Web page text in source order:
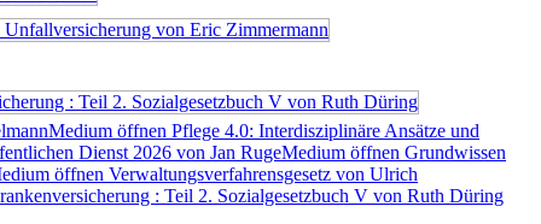
Medium öffnen Pflege 4.0: Interdisziplinäre Ansätze und
Dienst 2026 von Jan RugeMedium öffnen Grundwissen
öffnen Verwaltungsverfahrensgesetz von Ulrich
: Teil 2. Sozialgesetzbuch V von Ruth Düring